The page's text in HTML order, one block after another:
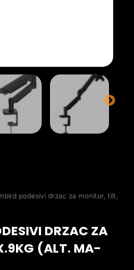
podesivi drzac za monitor, tilt,
DRZAC ZA
(ALT. MA-